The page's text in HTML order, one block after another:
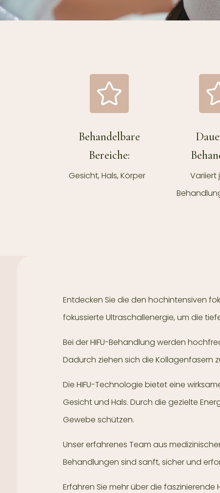
Behandelbare
Bereiche:
Gesicht, Hals, Körper
Variiert
Entdecken Sie die den hochintensiven
fokussierte Ultraschallenergie, um die
Bei der HIFU-Behandlung werden
Dadurch ziehen sich die Kollagenfasern
Die HIFU-Technologie bietet eine
Gesicht und Hals. Durch die gezielte
Gewebe schützen.
Unser erfahrenes Team aus
Behandlungen sind sanft, sicher und
Erfahren Sie mehr über die